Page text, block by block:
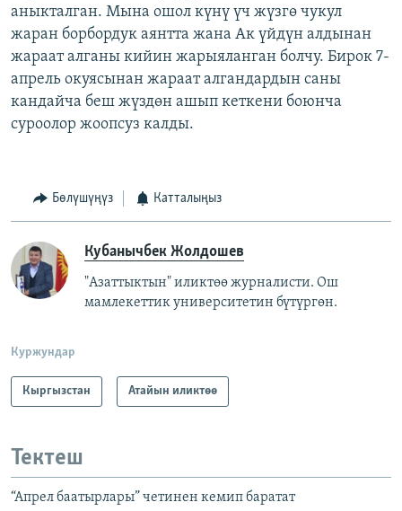
аныкталган. Мына ошол күнү үч жүзгө чукул
жаран борбордук аянтта жана Ак үйдүн алдынан
жараат алганы кийин жарыяланган болчу. Бирок 7-
апрель окуясынан жараат алгандардын саны
кандайча беш жүздөн ашып кеткени боюнча
суроолор жоопсуз калды.
Бөлүшүңүз Катталыңыз
Кубанычбек Жолдошев
"Азаттыктын" иликтөө журналисти. Ош
мамлекеттик университетин бүтүргөн.
Куржундар
Кыргызстан Атайын иликтөө
Тектеш
“Апрел баатырлары” четинен кемип баратат